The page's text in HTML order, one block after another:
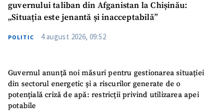
guvernului taliban din Afganistan la Chișinău:
„Situația este jenantă și inacceptabilă”
POLITIC 4 august 2026, 09:52
Guvernul anunță noi măsuri pentru gestionarea situației
din sectorul energetic și a riscurilor generate de o
potențială criză de apă: restricții privind utilizarea apei
potabile